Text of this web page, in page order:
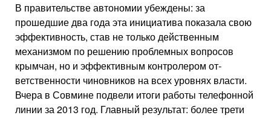
В правительстве автономии убеждены: за
прошедшие два года эта инициатива показала свою
эффективность, став не только действенным
механизмом по решению проблемных вопросов
крымчан, но и эффективным контролером от­
ветственности чиновников на всех уровнях власти.
Вчера в Совмине подвели итоги работы телефонной
линии за 2013 год. Главный результат: более трети